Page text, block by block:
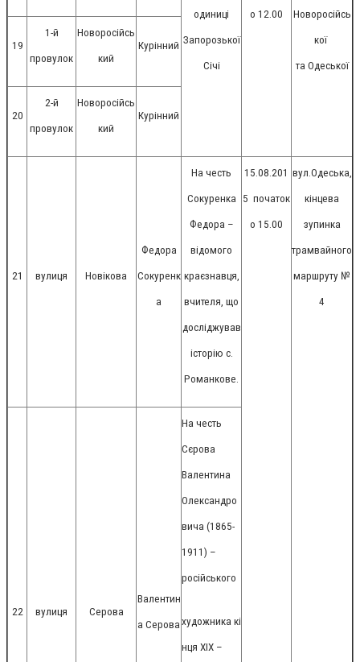
одиниці
Запорозької
Січі
о 12.00 Новоросійсь
кої
та Одеської
19
1-й
провулок
Новоросійсь
кий
Курінний
20
2-й
провулок
Новоросійсь
кий
Курінний
21 вулиця Новікова
Федора
Сокуренк
а
На честь
Сокуренка
Федора –
відомого
краєзнавця,
вчителя, що
досліджував
історію с.
Романкове.
15.08.201
5 початок
о 15.00
вул.Одеська,
кінцева
зупинка
трамвайного
маршруту №
4
22 вулиця Серова
Валентин
а Серова
На честь
Сєрова
Валентина
Олександро
вича (1865-
1911) –
російського
художника кі
нця ХІХ –